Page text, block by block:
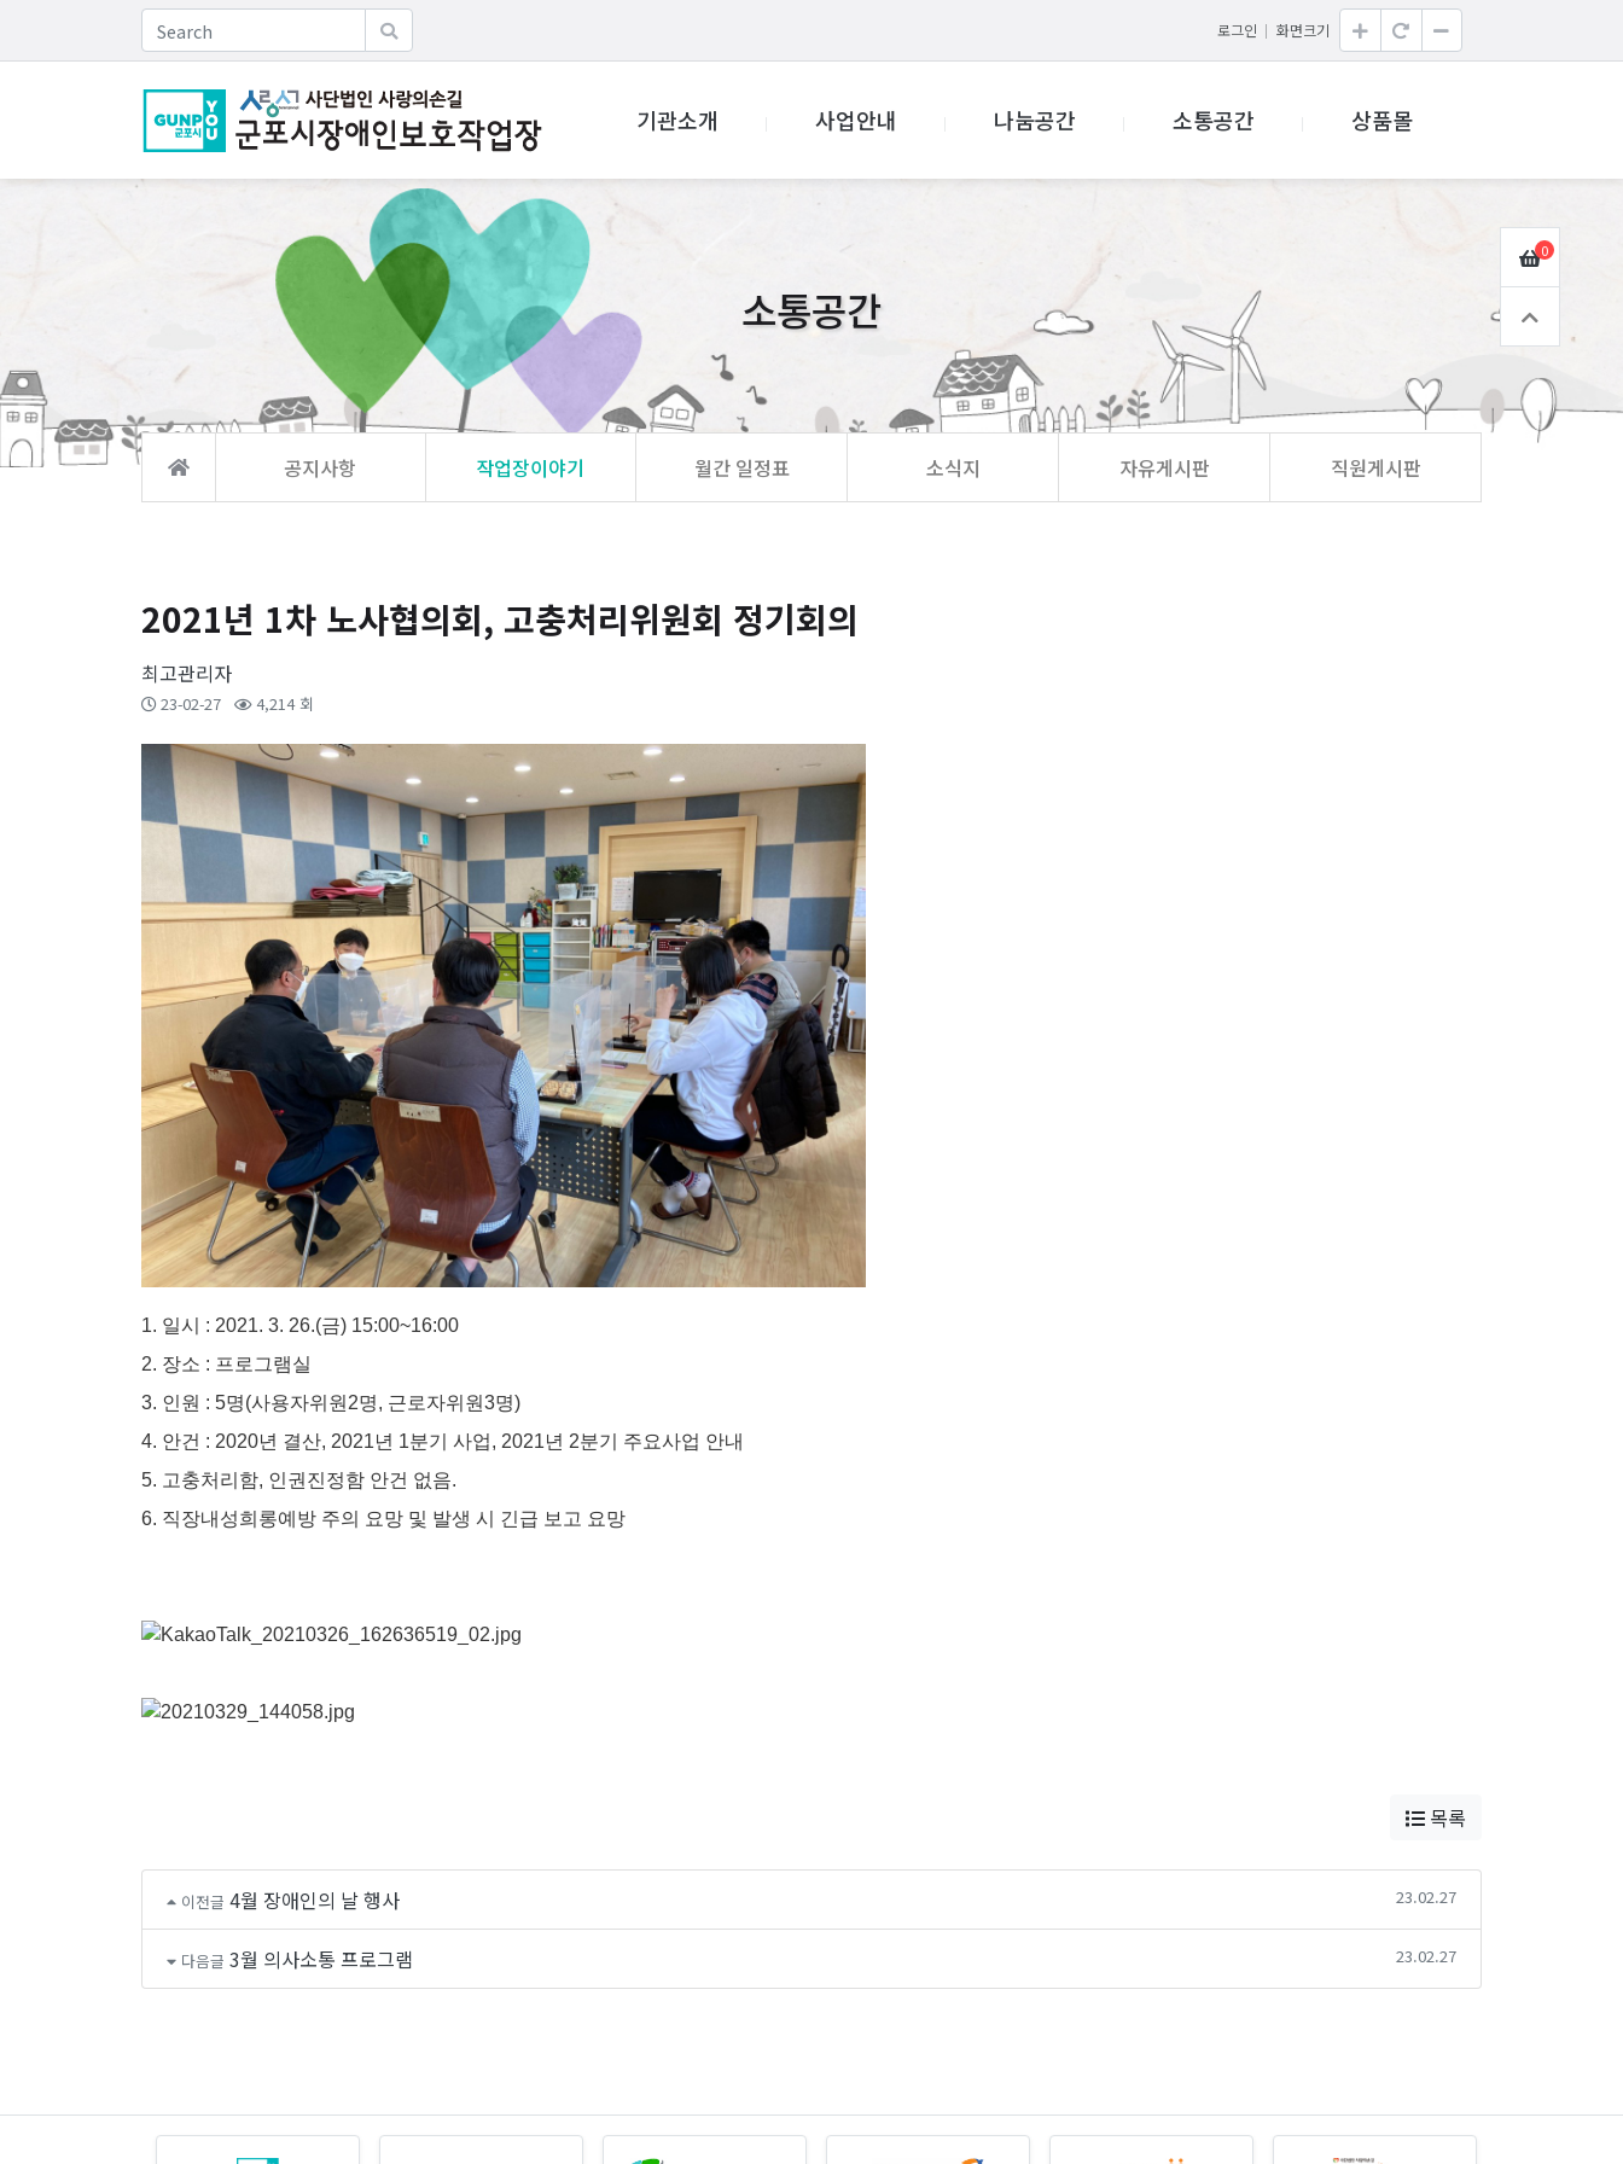
로그인 화면크기
기관소개 사업안내 나눔공간 소통공간 상품몰
소통공간
공지사항 작업장이야기 월간 일정표 소식지 자유게시판 직원게시판
2021년 1차 노사협의회, 고충처리위원회 정기회의
최고관리자
23-02-27 4,214 회
1. 일시 : 2021. 3. 26.(금) 15:00~16:00
2. 장소 : 프로그램실
3. 인원 : 5명(사용자위원2명, 근로자위원3명)
4. 안건 : 2020년 결산, 2021년 1분기 사업, 2021년 2분기 주요사업 안내
5. 고충처리함, 인권진정함 안건 없음.
6. 직장내성희롱예방 주의 요망 및 발생 시 긴급 보고 요망
목록
이전글 4월 장애인의 날 행사 23.02.27
다음글 3월 의사소통 프로그램 23.02.27
0